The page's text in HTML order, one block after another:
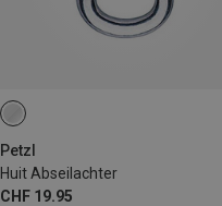
Petzl
Huit Abseilachter
CHF 19.95